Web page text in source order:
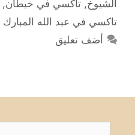
الشيوخ, تاكسي في خيطان,
تاكسي في عبد الله المبارك
أضف تعليق